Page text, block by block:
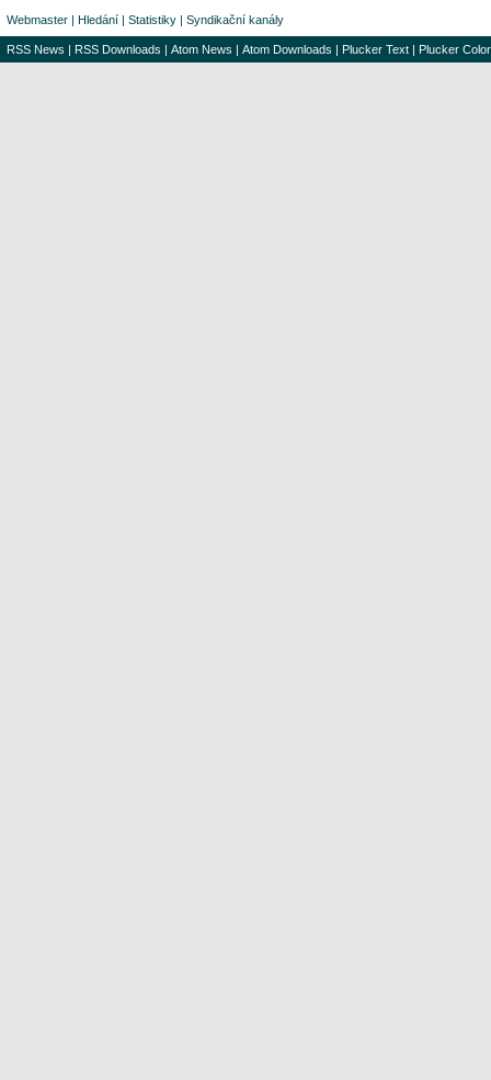
Webmaster | Hledání | Statistiky | Syndikační kanály
RSS News | RSS Downloads | Atom News | Atom Downloads | Plucker Text | Plucker Color